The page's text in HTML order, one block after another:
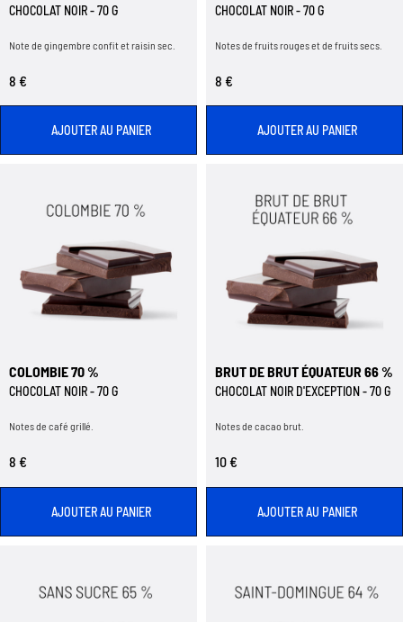
CHOCOLAT NOIR - 70 G
Note de gingembre confit et raisin sec.
8 €
AJOUTER AU PANIER
CHOCOLAT NOIR - 70 G
Notes de fruits rouges et de fruits secs.
8 €
AJOUTER AU PANIER
COLOMBIE 70 %
CHOCOLAT NOIR - 70 G
Notes de café grillé.
8 €
AJOUTER AU PANIER
BRUT DE BRUT ÉQUATEUR 66 %
CHOCOLAT NOIR D'EXCEPTION - 70 G
Notes de cacao brut.
10 €
AJOUTER AU PANIER